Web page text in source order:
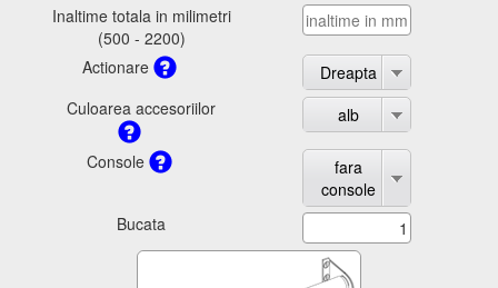
Inaltime totala in milimetri
(500 - 2200)
Actionare
Dreapta
Culoarea accesoriilor
alb
Console
fara
console
Bucata